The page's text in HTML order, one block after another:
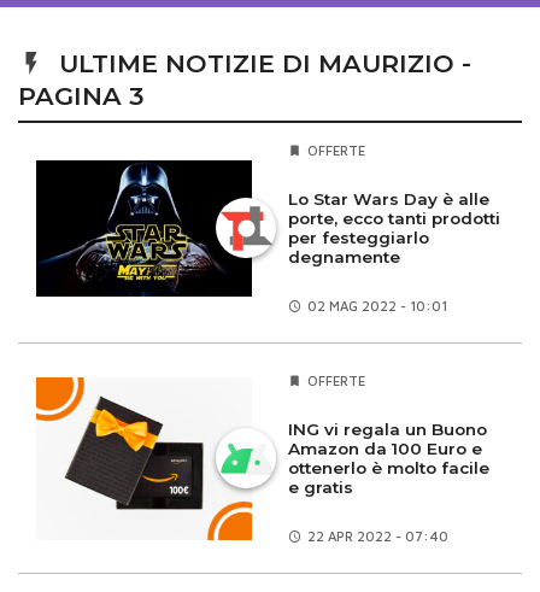
ULTIME NOTIZIE DI MAURIZIO -
PAGINA 3
OFFERTE
Lo Star Wars Day è alle
porte, ecco tanti prodotti
per festeggiarlo
degnamente
02 MAG 2022 - 10:01
OFFERTE
ING vi regala un Buono
Amazon da 100 Euro e
ottenerlo è molto facile
e gratis
22 APR 2022 - 07:40